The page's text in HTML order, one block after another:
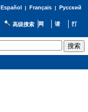
Español | Français| Русский
高级搜索